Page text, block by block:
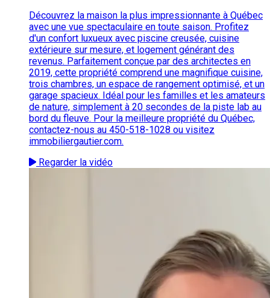
Découvrez la maison la plus impressionnante à Québec
avec une vue spectaculaire en toute saison. Profitez
d'un confort luxueux avec piscine creusée, cuisine
extérieure sur mesure, et logement générant des
revenus. Parfaitement conçue par des architectes en
2019, cette propriété comprend une magnifique cuisine,
trois chambres, un espace de rangement optimisé, et un
garage spacieux. Idéal pour les familles et les amateurs
de nature, simplement à 20 secondes de la piste lab au
bord du fleuve. Pour la meilleure propriété du Québec,
contactez-nous au 450-518-1028 ou visitez
immobiliergautier.com.
Regarder la vidéo